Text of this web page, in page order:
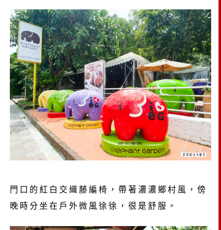
門口的紅白交織藤編椅，帶著濃濃鄉村風，傍
晚時分坐在戶外微風徐徐，很是舒服。